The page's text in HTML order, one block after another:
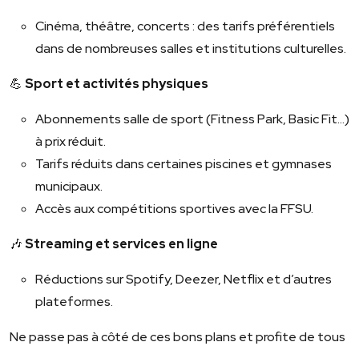
Cinéma, théâtre, concerts : des tarifs préférentiels
dans de nombreuses salles et institutions culturelles.
💪 Sport et activités physiques
Abonnements salle de sport (Fitness Park, Basic Fit…)
à prix réduit.
Tarifs réduits dans certaines piscines et gymnases
municipaux.
Accès aux compétitions sportives avec la FFSU.
🎶Streaming et services en ligne
Réductions sur Spotify, Deezer, Netflix et d’autres
plateformes.
Ne passe pas à côté de ces bons plans et profite de tous